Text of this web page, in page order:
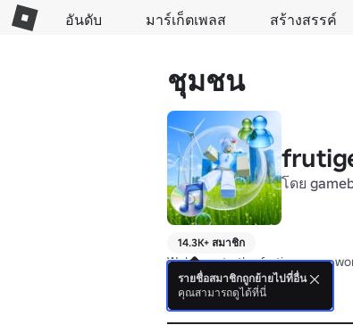
อันดับ มาร์เก็ตเพลส สร้างสรรค์
ชุมชน
โดย
14.3K+ สมาชิก
Welcome to the frutiger aero
รายละเอียด
รายชื่อสมาชิกถูกย้ายไปที่อื่น
คุณสามารถดูได้ที่นี่